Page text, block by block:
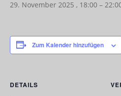
29. November 2025 , 18:00 –
Zum Kalender hinzufügen
DETAILS